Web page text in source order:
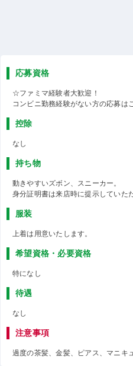
応募資格
☆ファミマ経験者大歓迎！
コンビニ勤務経験がない方の応募は
控除
なし
持ち物
動きやすいズボン、スニーカー。
身分証明書は来店時に提示していた
服装
上着は用意いたします。
希望資格・必要資格
特になし
待遇
なし
注意事項
過度の茶髪、金髪、ピアス、マニキ